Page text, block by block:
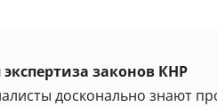
экспертиза законов КНР
досконально знают